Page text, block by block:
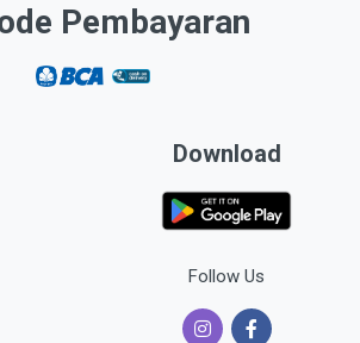
Pembayaran
Download
Follow Us